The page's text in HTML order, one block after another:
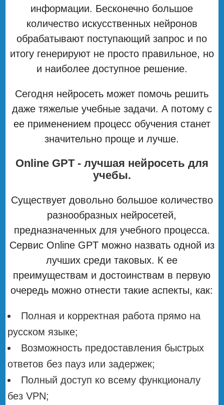
информации. Бесконечно большое
количество искусственных нейронов
обрабатывают поступающий запрос и по
итогу генерируют не просто правильное, но
и наиболее доступное решение.
Сегодня нейросеть может помочь решить
даже тяжелые учебные задачи. А потому с
ее применением процесс обучения станет
значительно проще и лучше.
Online GPT - лучшая нейросеть для
учебы.
Существует довольно большое количество
разнообразных нейросетей,
предназначенных для учебного процесса.
Сервис Online GPT можно назвать одной из
лучших среди таковых. К ее
преимуществам и достоинствам в первую
очередь можно отнести такие аспекты, как:
Полная и корректная работа прямо на
русском языке;
Возможность предоставления быстрых
ответов без пауз или задержек;
Полный доступ ко всему функционалу
без VPN;